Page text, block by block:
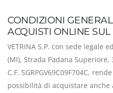
CONDIZIONI
ACQUISTI ONLINE SUL
VETRINA S.P. con sede legale
(MI), Strada Padana Superiore,
C.F. SGRPGV69C09F704C,
possibilità di acquistare anche